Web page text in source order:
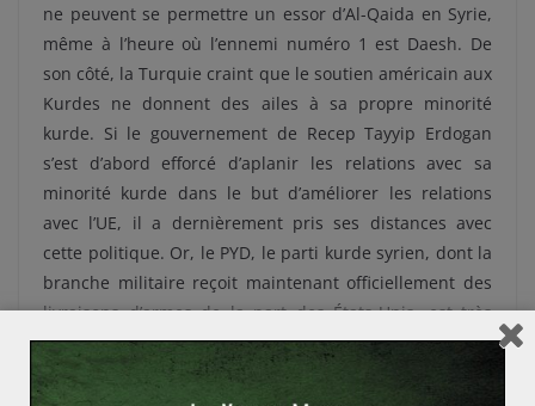
ne peuvent se permettre un essor d’Al-Qaida en Syrie,
même à l’heure où l’ennemi numéro 1 est Daesh. De
son côté, la Turquie craint que le soutien américain aux
Kurdes ne donnent des ailes à sa propre minorité
kurde. Si le gouvernement de Recep Tayyip Erdogan
s’est d’abord efforcé d’aplanir les relations avec sa
minorité kurde dans le but d’améliorer les relations
avec l’UE, il a dernièrement pris ses distances avec
cette politique. Or, le PYD, le parti kurde syrien, dont la
branche militaire reçoit maintenant officiellement des
livraisons d’armes de la part des États-Unis, est très
proche du PKK turc (parti kurde de Turquie, considéré
comme une organisation terroriste). Les leaders de